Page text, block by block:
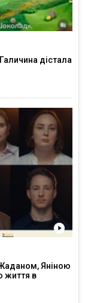
дістала
Яніною
життя в